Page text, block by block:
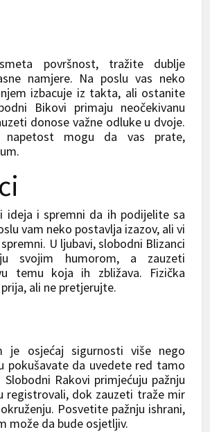
površnost, tražite dublje
namjere. Na poslu vas neko
izbacuje iz takta, ali ostanite
Bikovi primaju neočekivanu
donose važne odluke u dvoje.
napetost mogu da vas prate,
ideja i spremni da ih podijelite sa
vam neko postavlja izazov, ali vi
U ljubavi, slobodni Blizanci
svojim humorom, a zauzeti
temu koja ih zbližava. Fizička
ali ne pretjerujte.
je osjećaj sigurnosti više nego
pokušavate da uvedete red tamo
Rakovi primjećuju pažnju
registrovali, dok zauzeti traže mir
Posvetite pažnju ishrani,
može da bude osjetljiv.